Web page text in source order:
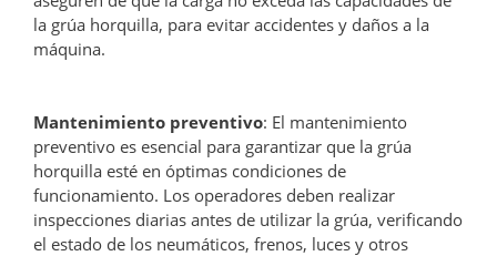
la grúa horquilla, para evitar accidentes y daños a la
máquina.
Mantenimiento preventivo: El mantenimiento
preventivo es esencial para garantizar que la grúa
horquilla esté en óptimas condiciones de
funcionamiento. Los operadores deben realizar
inspecciones diarias antes de utilizar la grúa, verificando
el estado de los neumáticos, frenos, luces y otros